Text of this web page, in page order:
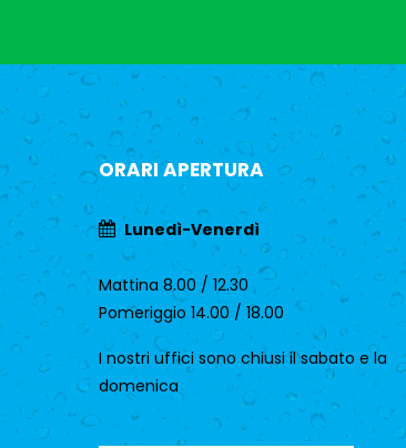
ORARI APERTURA
Lunedì-Venerdì
Mattina 8.00 / 12.30
Pomeriggio 14.00 / 18.00
I nostri uffici sono chiusi il sabato e la
domenica